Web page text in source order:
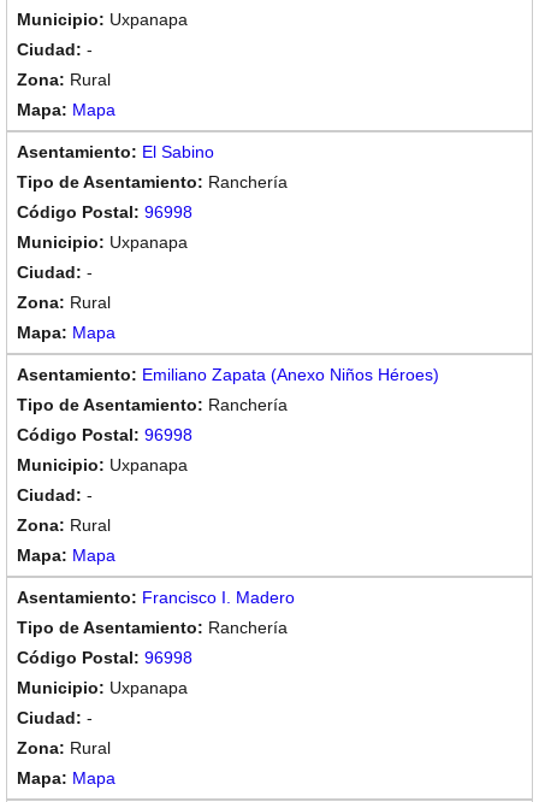
Uxpanapa
-
Rural
Mapa
El Sabino
Ranchería
96998
Uxpanapa
-
Rural
Mapa
Emiliano Zapata (Anexo Niños Héroes)
Ranchería
96998
Uxpanapa
-
Rural
Mapa
Francisco I. Madero
Ranchería
96998
Uxpanapa
-
Rural
Mapa